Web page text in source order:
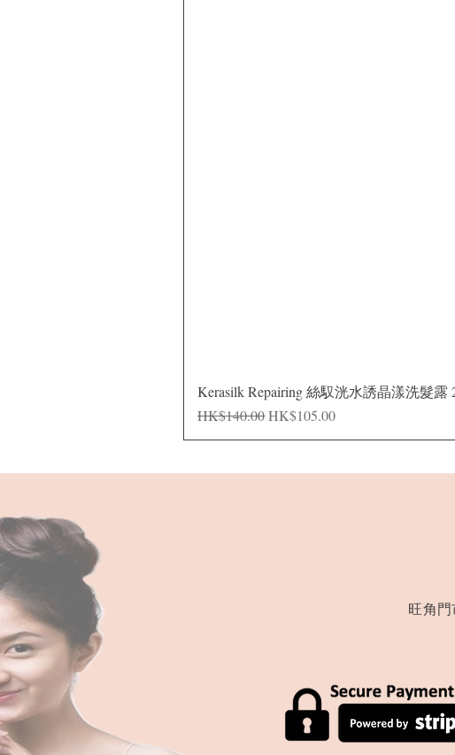
Kerasilk Repairing 絲馭洸水誘晶漾洗髮露
一般價格
HK$140.00促銷價格
HK$105.00
旺角